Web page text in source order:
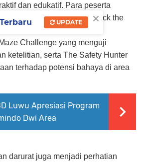
dan edukatif. Para peserta
di antaranyaUnlock the
pemahaman budaya
Challenge yang menguji
ketelitian, serta The Safety Hunter
terhadap potensi bahaya di area
Luwu Apresiasi Program
Dwi Area
darurat juga menjadi perhatian
×
UPDATE